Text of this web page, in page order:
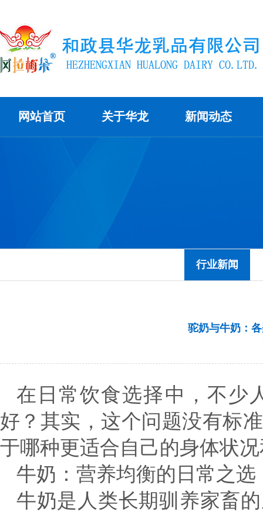
网站首页 关于华龙 新闻动态
行业新闻
驼奶与牛奶：
在日常饮食选择中，不少
好？其实，这个问题没有标
于哪种更适合自己的身体状
牛奶：营养均衡的日常之选
牛奶是人类长期驯养家畜